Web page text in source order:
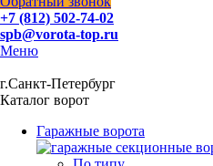
+7 (812) 502-74-02
spb@vorota-top.ru
Меню
г.Санкт-Петербург
Каталог ворот
Гаражные ворота